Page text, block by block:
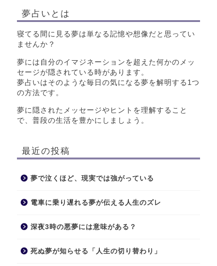
夢占いとは
寝てる間に見る夢は単なる記憶や想像だと思ってい
ませんか？
夢には自分のイマジネーションを超えた何かのメッ
セージが隠されている時があります。
夢占いはそのような毎日の気になる夢を解明する1つ
の方法です。
夢に隠されたメッセージやヒントを理解すること
で、普段の生活を豊かにしましょう。
最近の投稿
夢で泣くほど、現実では強がっている
電車に乗り遅れる夢が伝える人生のズレ
深夜3時の悪夢には意味がある？
死ぬ夢が知らせる「人生の切り替わり」